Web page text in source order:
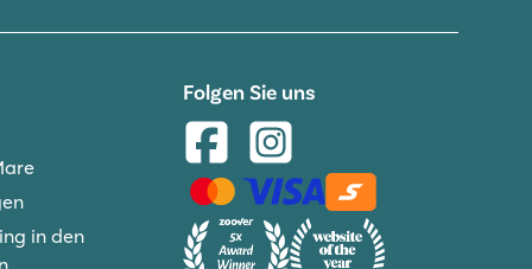
in den
Folgen Sie uns